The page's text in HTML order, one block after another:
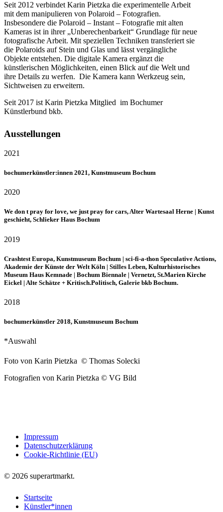
Seit 2012 verbindet Karin Pietzka die experimentelle Arbeit
mit dem manipulieren von Polaroid – Fotografien.
Insbesondere die Polaroid – Instant – Fotografie mit alten
Kameras ist in ihrer „Unberechenbarkeit“ Grundlage für neue
fotografische Arbeit. Mit speziellen Techniken transferiert sie
die Polaroids auf Stein und Glas und lässt vergängliche
Objekte entstehen. Die digitale Kamera ergänzt die
künstlerischen Möglichkeiten, einen Blick auf die Welt und
ihre Details zu werfen. Die Kamera kann Werkzeug sein,
Sichtweisen zu erweitern.
Seit 2017 ist Karin Pietzka Mitglied im Bochumer
Künstlerbund bkb.
Ausstellungen
2021
bochumerkünstler:innen 2021, Kunstmuseum Bochum
2020
We don t pray for love, we just pray for cars, Alter Wartesaal Herne | Kunst
geschieht, Schlieker Haus Bochum
2019
Crashtest Europa, Kunstmuseum Bochum | sci-fi-a-thon Speculative Actions,
Akademie der Künste der Welt Köln | Stilles Leben, Kulturhistorisches
Museum Haus Kemnade | Bochum Biennale | Vernetzt, St.Marien Kirche
Eickel | Alte Schätze + Kritisch.Politisch, Galerie bkb Bochum.
2018
bochumerkünstler 2018, Kunstmuseum Bochum
*Auswahl
Foto von Karin Pietzka © Thomas Solecki
Fotografien von Karin Pietzka © VG Bild
Impressum
Datenschutzerklärung
Cookie-Richtlinie (EU)
© 2026 superartmarkt.
Startseite
Künstler*innen